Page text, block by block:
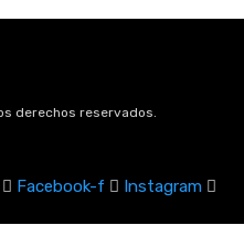
derechos reservados.
Facebook-f Instagram